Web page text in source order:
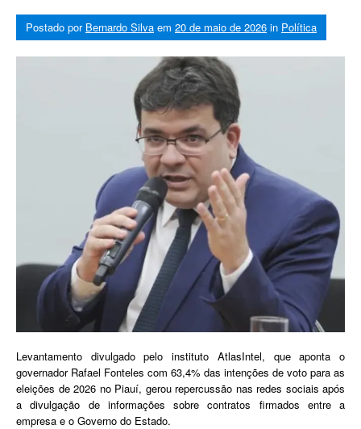
Postado por Bernardo Silva em 20 de maio de 2026 in Política
Levantamento divulgado pelo instituto AtlasIntel, que aponta o
governador Rafael Fonteles com 63,4% das intenções de voto para as
eleições de 2026 no Piauí, gerou repercussão nas redes sociais após
a divulgação de informações sobre contratos firmados entre a
empresa e o Governo do Estado.